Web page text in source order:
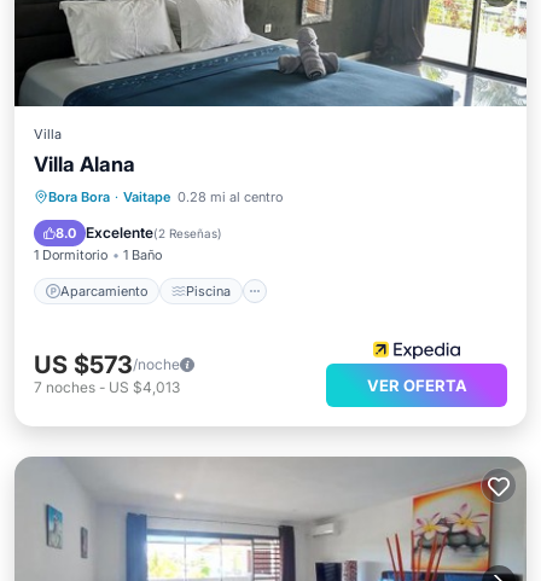
Villa
Villa Alana
Bora Bora · Vaitape 0.28 mi al centro
8.0 Excelente(2 Reseñas)
1 Dormitorio 1 Baño
Aparcamiento Piscina
Aparcamiento
Piscina
Balcón/Terraza
US $573/noche
7 noches - US $4,013 VER OFERTA